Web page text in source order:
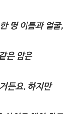
명 이름과 얼굴,
은 암은
든요. 하지만